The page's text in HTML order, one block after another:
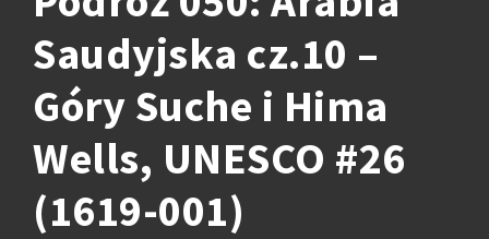
Saudyjska cz.10 –
Góry Suche i Hima
Wells, UNESCO #26
(1619-001)